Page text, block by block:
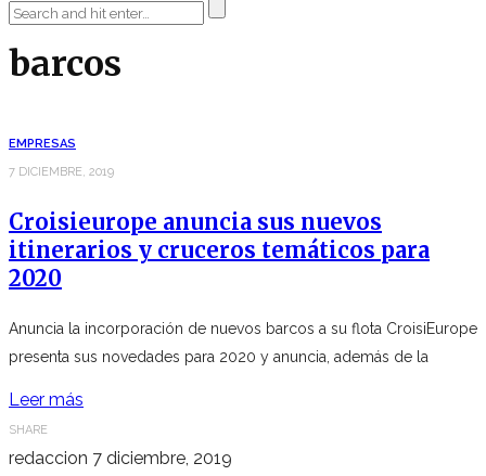
barcos
EMPRESAS
7 DICIEMBRE, 2019
Croisieurope anuncia sus nuevos
itinerarios y cruceros temáticos para
2020
Anuncia la incorporación de nuevos barcos a su flota CroisiEurope
presenta sus novedades para 2020 y anuncia, además de la
Leer más
SHARE
redaccion 7 diciembre, 2019